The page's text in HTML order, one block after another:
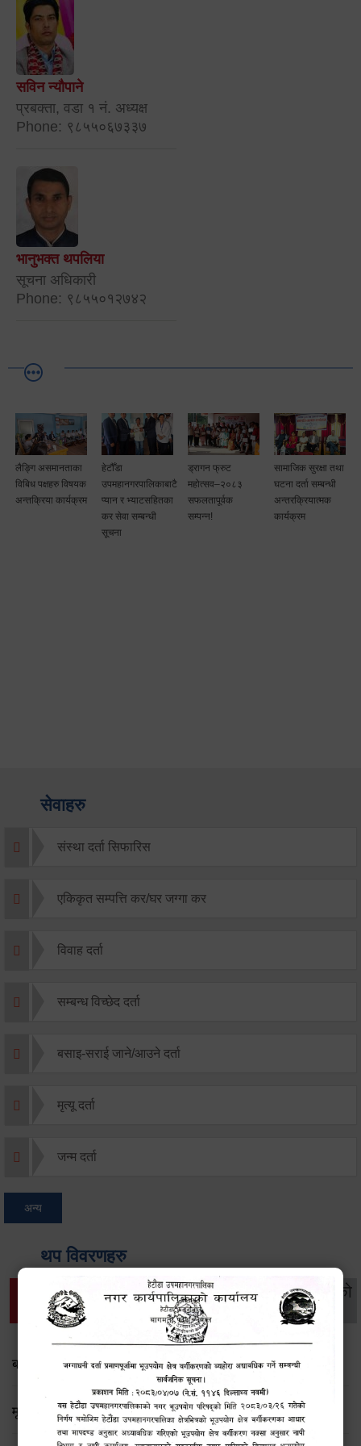
सविन न्यौपाने
प्रबक्ता, वडा १ नं. अध्यक्ष
Phone: ९८५५०६७३३७
भानुभक्त थपलिया
सूचना अधिकारी
Phone: ९८५५०१२७४२
लैङ्गि असमानताका
विबिध पक्षहरु विषयक
अन्तक्रिया कार्यक्रम
हेटौँडा
उपमहानगरपालिकाबाटै
प्यान र भ्याटसहितका
कर सेवा सम्बन्धी
सूचना
ड्रागन फ्रुट
महोत्सव–२०८३
सफलतापूर्वक
सम्पन्न!
सामाजिक सुरक्षा तथा
घटना दर्ता सम्बन्धी
अन्तरक्रियात्मक
कार्यक्रम
सेवाहरु
संस्था दर्ता सिफारिस
एकिकृत सम्पत्ति कर/घर जग्गा कर
विवाह दर्ता
सम्बन्ध विच्छेद दर्ता
बसाइ-सराई जाने/आउने दर्ता
मृत्यू दर्ता
जन्म दर्ता
अन्य
थप विवरणहरु
सामाजिक सुरक्षा तथा
व्यक्तिगत घटना दर्ता
महिला
विकास
वातावरण
सूचनाको
हक
बसाई सराई दर्ताको सूचना फारम
मृत्यु दर्ताको सूचना फारम